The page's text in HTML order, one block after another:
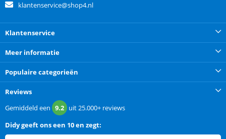
klantenservice@shop4.nl
Klantenservice
Meer informatie
Populaire categorieën
Reviews
Gemiddeld een 9.2 uit25.000+ reviews
Didygeeft ons een 10 en zegt: